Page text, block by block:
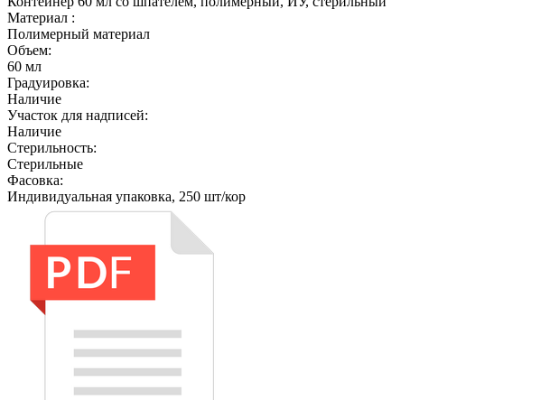
Материал :
Полимерный материал
Объем:
60 мл
Градуировка:
Наличие
Участок для надписей:
Наличие
Стерильность:
Cтерильные
Фасовка:
Индивидуальная упаковка, 250 шт/кор